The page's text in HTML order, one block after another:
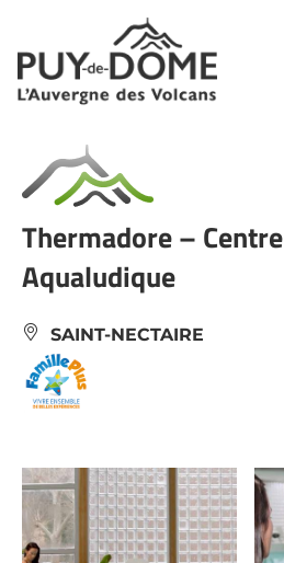
Panneau de gestion des cookies
Thermadore – Centre
Aqualudique
SAINT-NECTAIRE